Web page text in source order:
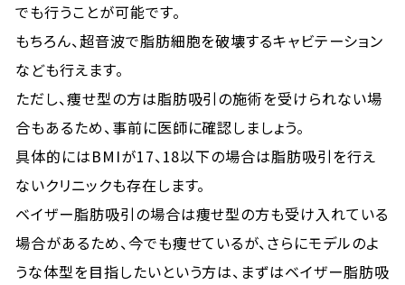
でも行うことが可能です。
もちろん、超音波で脂肪細胞を破壊するキャビテーション
なども行えます。
ただし、痩せ型の方は脂肪吸引の施術を受けられない場
合もあるため、事前に医師に確認しましょう。
具体的にはBMIが17、18以下の場合は脂肪吸引を行え
ないクリニックも存在します。
ベイザー脂肪吸引の場合は痩せ型の方も受け入れている
場合があるため、今でも痩せているが、さらにモデルのよ
うな体型を目指したいという方は、まずはベイザー脂肪吸